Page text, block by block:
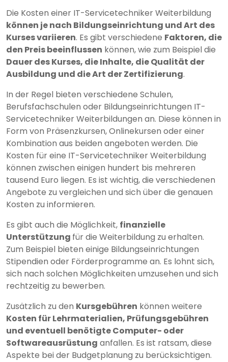
Die Kosten einer IT-Servicetechniker Weiterbildung
können je nach Bildungseinrichtung und Art des
Kurses variieren. Es gibt verschiedene Faktoren, die
den Preis beeinflussen können, wie zum Beispiel die
Dauer des Kurses, die Inhalte, die Qualität der
Ausbildung und die Art der Zertifizierung.
In der Regel bieten verschiedene Schulen,
Berufsfachschulen oder Bildungseinrichtungen IT-
Servicetechniker Weiterbildungen an. Diese können in
Form von Präsenzkursen, Onlinekursen oder einer
Kombination aus beiden angeboten werden. Die
Kosten für eine IT-Servicetechniker Weiterbildung
können zwischen einigen hundert bis mehreren
tausend Euro liegen. Es ist wichtig, die verschiedenen
Angebote zu vergleichen und sich über die genauen
Kosten zu informieren.
Es gibt auch die Möglichkeit, finanzielle
Unterstützung für die Weiterbildung zu erhalten.
Zum Beispiel bieten einige Bildungseinrichtungen
Stipendien oder Förderprogramme an. Es lohnt sich,
sich nach solchen Möglichkeiten umzusehen und sich
rechtzeitig zu bewerben.
Zusätzlich zu den Kursgebühren können weitere
Kosten für Lehrmaterialien, Prüfungsgebühren
und eventuell benötigte Computer- oder
Softwareausrüstung anfallen. Es ist ratsam, diese
Aspekte bei der Budgetplanung zu berücksichtigen.